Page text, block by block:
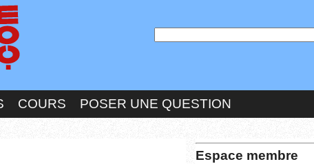
COURS POSER UNE QUESTION
Espace membre